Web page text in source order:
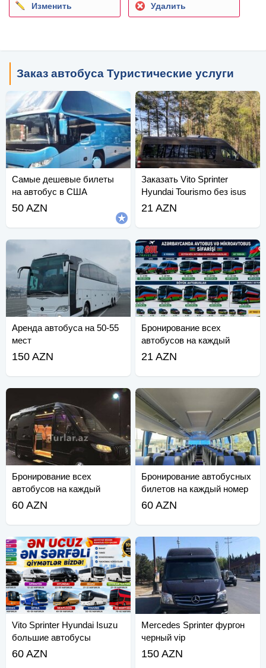
Изменить Удалить
Заказ автобуса Туристические услуги
Самые дешевые билеты
на автобус в США
50 AZN
Заказать Vito Sprinter
Hyundai Tourismo без isus
21 AZN
Аренда автобуса на 50-55
мест
150 AZN
Бронирование всех
автобусов на каждый
номер.
21 AZN
Бронирование всех
автобусов на каждый
номер.
60 AZN
Бронирование автобусных
билетов на каждый номер
60 AZN
Vito Sprinter Hyundai Isuzu
большие автобусы
60 AZN
Mercedes Sprinter фургон
черный vip
150 AZN